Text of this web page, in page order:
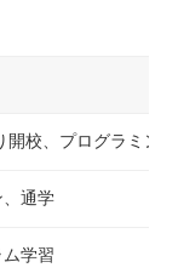
開校、プログラミン
、通学
学習